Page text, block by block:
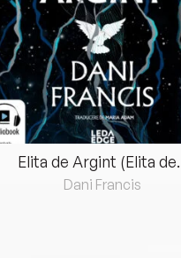
Elita de Argint (Elita
Dani Francis